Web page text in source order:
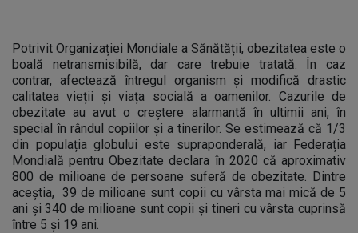
Potrivit Organizației Mondiale a Sănătății, obezitatea este o
boală netransmisibilă, dar care trebuie tratată. În caz
contrar, afectează întregul organism și modifică drastic
calitatea vieții și viața socială a oamenilor. Cazurile de
obezitate au avut o creștere alarmantă în ultimii ani, în
special în rândul copiilor și a tinerilor. Se estimează că 1/3
din populația globului este supraponderală, iar Federația
Mondială pentru Obezitate declara în 2020 că aproximativ
800 de milioane de persoane suferă de obezitate. Dintre
aceștia, 39 de milioane sunt copii cu vârsta mai mică de 5
ani și 340 de milioane sunt copii și tineri cu vârsta cuprinsă
între 5 și 19 ani.